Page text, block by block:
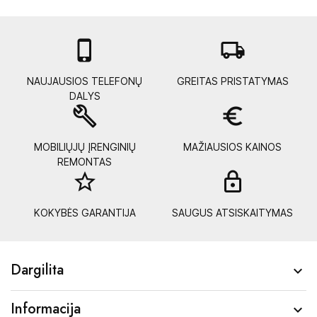

NAUJAUSIOS TELEFONŲ
DALYS
local_shipping
GREITAS PRISTATYMAS
build
MOBILIŲJŲ ĮRENGINIŲ
REMONTAS
euro_symbol
MAŽIAUSIOS KAINOS
star_border
KOKYBĖS GARANTIJA SAUGUS ATSISKAITYMAS
Dargilita 
Informacija 